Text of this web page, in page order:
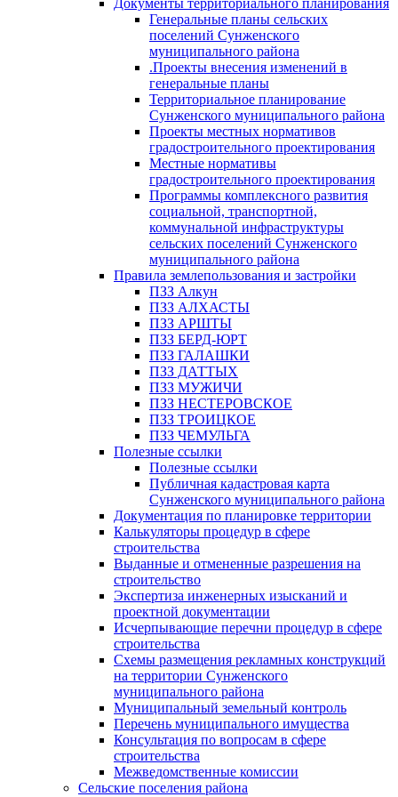
Документы территориального планирования
Генеральные планы сельских
поселений Сунженского
муниципального района
.Проекты внесения изменений в
генеральные планы
Территориальное планирование
Сунженского муниципального района
Проекты местных нормативов
градостроительного проектирования
Местные нормативы
градостроительного проектирования
Программы комплексного развития
социальной, транспортной,
коммунальной инфраструктуры
сельских поселений Сунженского
муниципального района
Правила землепользования и застройки
ПЗЗ Алкун
ПЗЗ АЛХАСТЫ
ПЗЗ АРШТЫ
ПЗЗ БЕРД-ЮРТ
ПЗЗ ГАЛАШКИ
ПЗЗ ДАТТЫХ
ПЗЗ МУЖИЧИ
ПЗЗ НЕСТЕРОВСКОЕ
ПЗЗ ТРОИЦКОЕ
ПЗЗ ЧЕМУЛЬГА
Полезные ссылки
Полезные ссылки
Публичная кадастровая карта
Сунженского муниципального района
Документация по планировке территории
Калькуляторы процедур в сфере
строительства
Выданные и отмененные разрешения на
строительство
Экспертиза инженерных изысканий и
проектной документации
Исчерпывающие перечни процедур в сфере
строительства
Схемы размещения рекламных конструкций
на территории Сунженского
муниципального района
Муниципальный земельный контроль
Перечень муниципального имущества
Консультация по вопросам в сфере
строительства
Межведомственные комиссии
Сельские поселения района